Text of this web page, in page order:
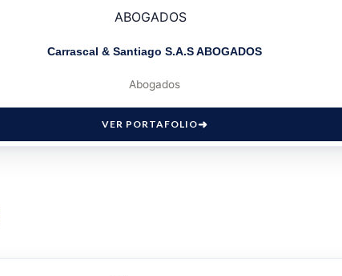
Carrascal & Santiago S.A.S ABOGADOS
Abogados
VER PORTAFOLIO